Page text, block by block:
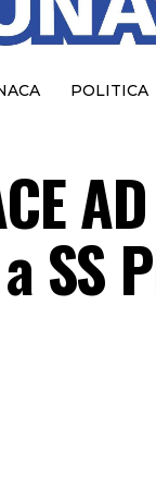
POLITICA
SS